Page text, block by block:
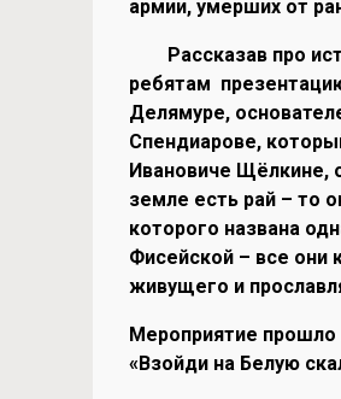
армии, умерших от
Рассказав про
ребятам
Делямуре,
Спендиарове,
Ивановиче Щёлкине,
земле есть рай – то
которого названа
Фисейской – все они
живущего и
Мероприятие прошло
«Взойди на Белую